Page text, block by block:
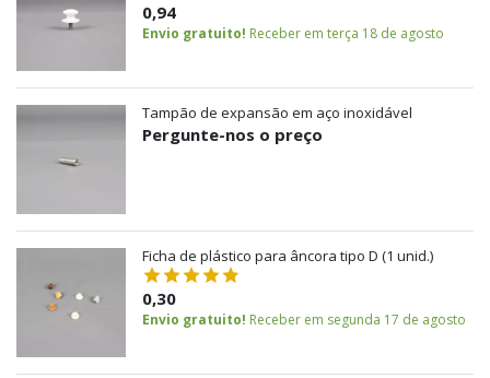
0,94
Envio gratuito! Receber em terça 18 de agosto
Tampão de expansão em aço inoxidável
Pergunte-nos o preço
Ficha de plástico para âncora tipo D (1 unid.)
0,30
Envio gratuito! Receber em segunda 17 de agosto